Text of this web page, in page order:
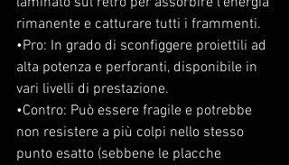
rimanente e catturare tutti i frammenti.
•Pro: In grado di sconfiggere proiettili ad
alta potenza e perforanti, disponibile in
vari livelli di prestazione.
•Contro: Può essere fragile e potrebbe
non resistere a più colpi nello stesso
punto esatto (sebbene le placche